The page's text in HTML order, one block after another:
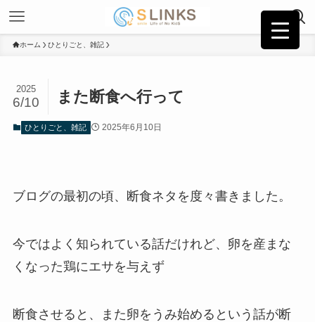
ホーム ひとりごと、雑記
また断食へ行って
2025
6/10
ひとりごと、雑記 2025年6月10日
ブログの最初の頃、断食ネタを度々書きました。
今ではよく知られている話だけれど、卵を産まな
くなった鶏にエサを与えず
断食させると、また卵をうみ始めるという話が断